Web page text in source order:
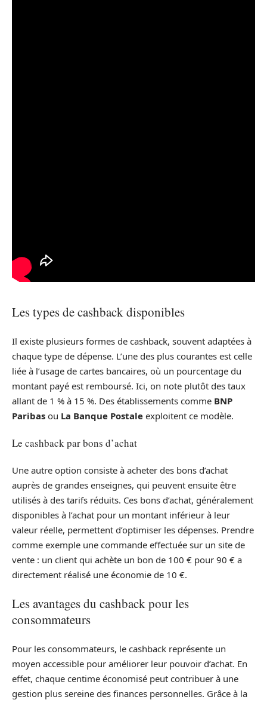
Les types de cashback disponibles
Il existe plusieurs formes de cashback, souvent adaptées à
chaque type de dépense. L’une des plus courantes est celle
liée à l’usage de cartes bancaires, où un pourcentage du
montant payé est remboursé. Ici, on note plutôt des taux
allant de 1 % à 15 %. Des établissements comme BNP
Paribas ou La Banque Postale exploitent ce modèle.
Le cashback par bons d’achat
Une autre option consiste à acheter des bons d’achat
auprès de grandes enseignes, qui peuvent ensuite être
utilisés à des tarifs réduits. Ces bons d’achat, généralement
disponibles à l’achat pour un montant inférieur à leur
valeur réelle, permettent d’optimiser les dépenses. Prendre
comme exemple une commande effectuée sur un site de
vente : un client qui achète un bon de 100 € pour 90 € a
directement réalisé une économie de 10 €.
Les avantages du cashback pour les
consommateurs
Pour les consommateurs, le cashback représente un
moyen accessible pour améliorer leur pouvoir d’achat. En
effet, chaque centime économisé peut contribuer à une
gestion plus sereine des finances personnelles. Grâce à la